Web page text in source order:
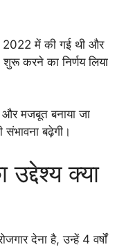
में की गई थी और
करने का निर्णय लिया
मजबूत बनाया जा
बढ़ेगी।
क्या
देना है, उन्हें 4 वर्षों